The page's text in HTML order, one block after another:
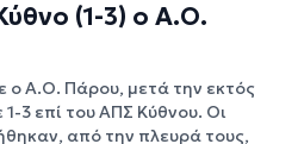
(1-3) ο Α.Ο.
ο Α.Ο. Πάρου, μετά την εκτός
3 επί του ΑΠΣ Κύθνου. Οι
από την πλευρά τους,